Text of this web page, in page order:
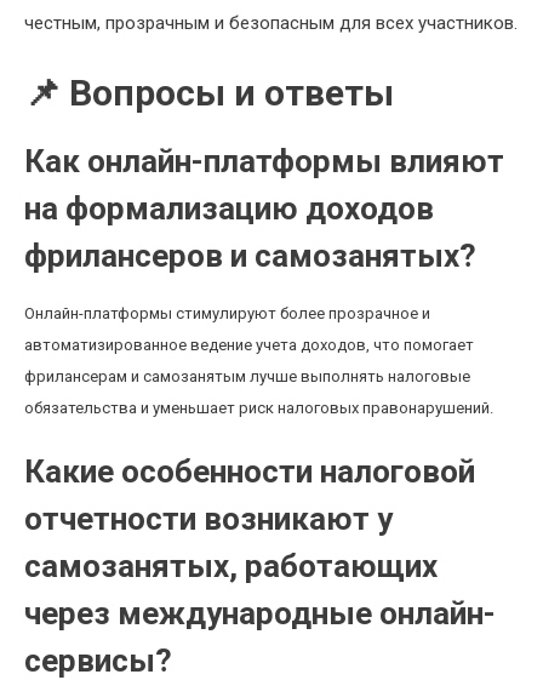
честным, прозрачным и безопасным для всех участников.
📌 Вопросы и ответы
Как онлайн-платформы влияют
на формализацию доходов
фрилансеров и самозанятых?
Онлайн-платформы стимулируют более прозрачное и
автоматизированное ведение учета доходов, что помогает
фрилансерам и самозанятым лучше выполнять налоговые
обязательства и уменьшает риск налоговых правонарушений.
Какие особенности налоговой
отчетности возникают у
самозанятых, работающих
через международные онлайн-
сервисы?